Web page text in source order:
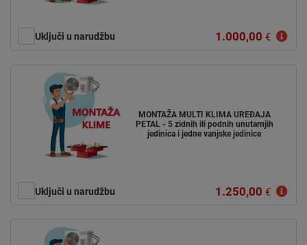
Uključi u narudžbu 1.000,00 €
MONTAŽA MULTI KLIMA UREĐAJA
PETAL - 5 zidnih ili podnih unutarnjih
jedinica i jedne vanjske jedinice
Uključi u narudžbu 1.250,00 €